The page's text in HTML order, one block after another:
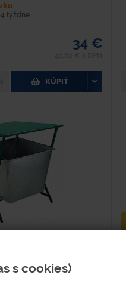
týždne
34 €
KÚPIŤ
s cookies)